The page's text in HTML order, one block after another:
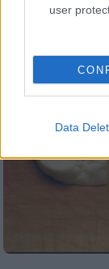
user
Data